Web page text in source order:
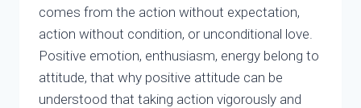
DEPRESSION,
AND
SUICIDE
PART
4
comes from the action without expectation,
action without condition, or unconditional love.
Positive emotion, enthusiasm, energy belong to
attitude, that why positive attitude can be
understood that taking action vigorously and